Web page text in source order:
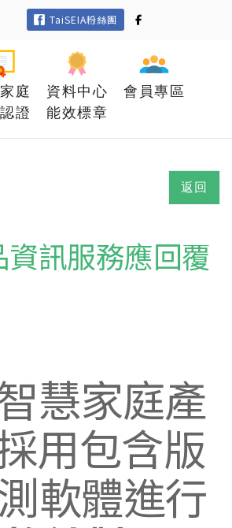
TaiSEIA粉絲團
庭
證
資料中心
能效標章
會員專區
返回
訊服務應回覆
慧家庭產
用包含版
軟體進行